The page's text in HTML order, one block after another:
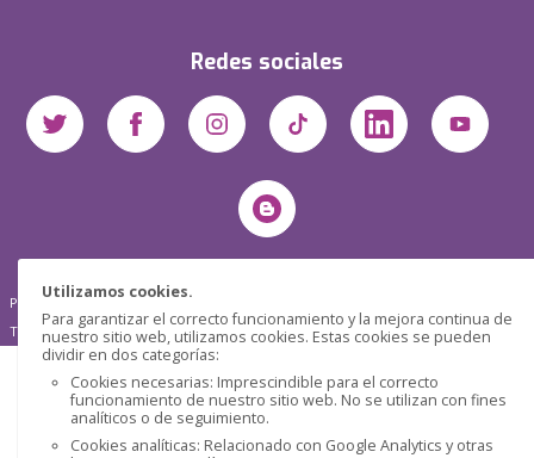
Utilizamos cookies.
Para garantizar el correcto funcionamiento y la mejora continua de
nuestro sitio web, utilizamos cookies. Estas cookies se pueden
dividir en dos categorías:
Cookies necesarias: Imprescindible para el correcto
funcionamiento de nuestro sitio web. No se utilizan con fines
analíticos o de seguimiento.
Cookies analíticas: Relacionado con Google Analytics y otras
Redes sociales
Pensática Lda., Número de Identificação Fiscal 517215560
Travessa de São Pedro, n° 8 - Lisboa - Portugal 1200-432